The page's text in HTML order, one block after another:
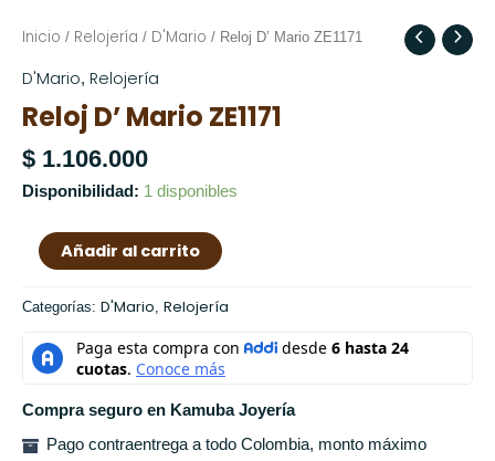
Inicio / Relojería / D'Mario / Reloj D’ Mario ZE1171
D'Mario, Relojería
Reloj D’ Mario ZE1171
$ 1.106.000
Disponibilidad: 1 disponibles
Reloj
Mario
ZE1171
Añadir al carrito
Categorías: D'Mario, Relojería
Compra seguro en Kamuba Joyería
Pago contraentrega a todo Colombia, monto máximo